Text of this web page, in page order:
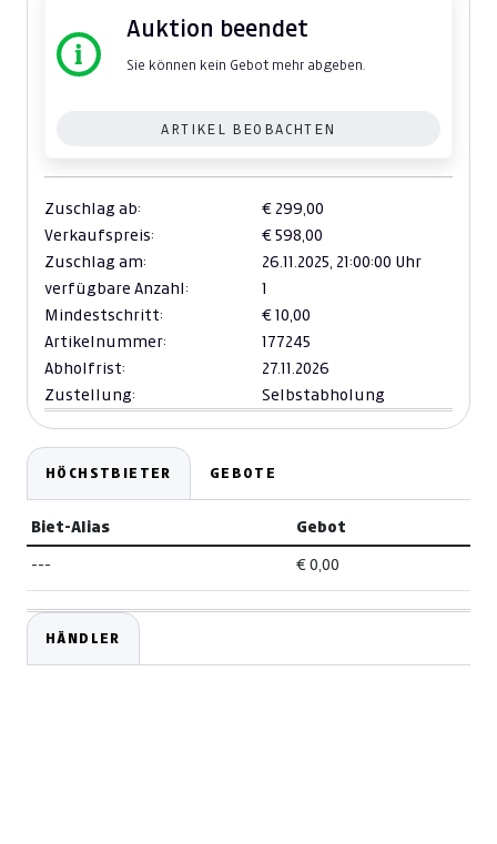
Auktion beendet
Sie können kein Gebot mehr abgeben.
ARTIKEL BEOBACHTEN
Zuschlag ab:
€ 299,00
Verkaufspreis:
€ 598,00
Zuschlag am:
26.11.2025, 21:00:00 Uhr
verfügbare Anzahl:
1
Mindestschritt:
€ 10,00
Artikelnummer:
177245
Abholfrist:
27.11.2026
Zustellung:
Selbstabholung
HÖCHSTBIETER GEBOTE
Biet-Alias Gebot
--- € 0,00
HÄNDLER